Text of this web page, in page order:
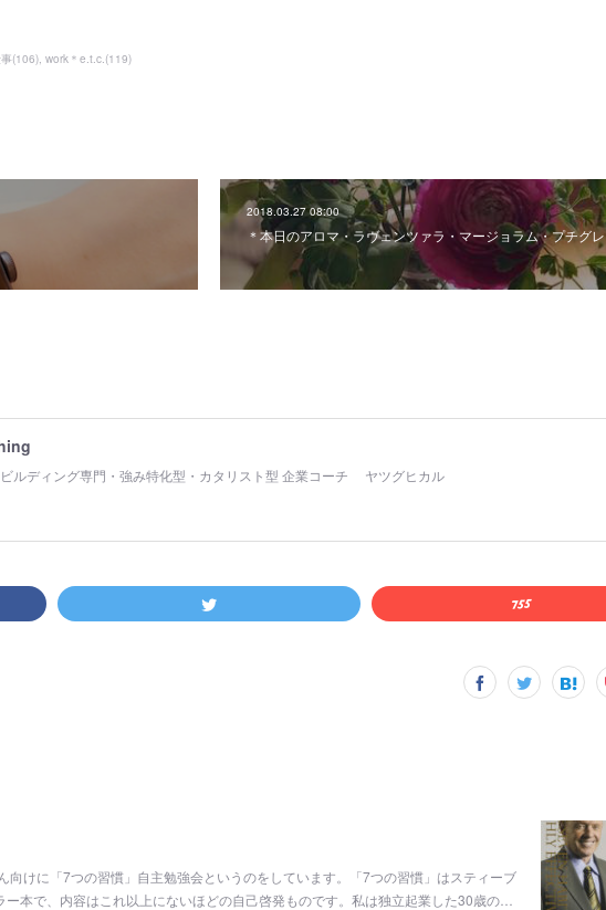
(106) work＊e.t.c.(119)
2018.03.27 08:00
＊本日のアロマ・ラヴェンツァラ・マージョラム・プチグ
ルディング専門・強み特化型・カタリスト型 企業コーチ ヤツグヒカル
向けに「7つの習慣」自主勉強会というのをしています。「7つの習慣」はスティーブ
本で、内容はこれ以上にないほどの自己啓発ものです。私は独立起業した30歳の…